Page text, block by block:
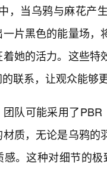
，当乌鸦与麻花产
片黑色的能量场
她的活力。这些
的联系，让观众能
队可能采用了
质，无论是乌鸦
感。这种对细节的